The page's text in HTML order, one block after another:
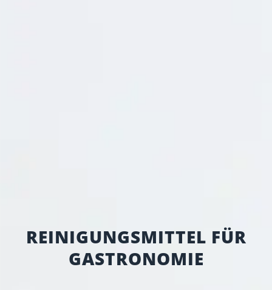
REINIGUNGS­MITTEL FÜR
GASTRONOMIE